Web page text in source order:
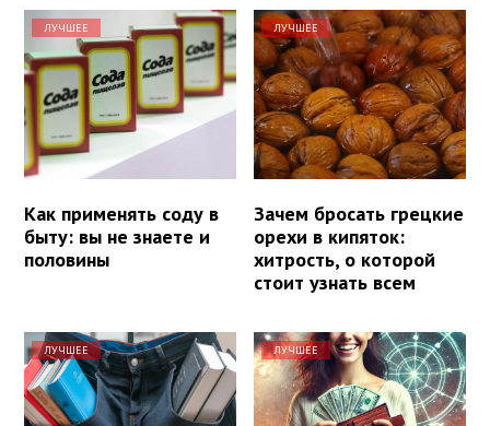
ЛУЧШЕЕ
Как применять соду в
быту: вы не знаете и
половины
ЛУЧШЕЕ
Зачем бросать грецкие
орехи в кипяток:
хитрость, о которой
стоит узнать всем
ЛУЧШЕЕ ЛУЧШЕЕ